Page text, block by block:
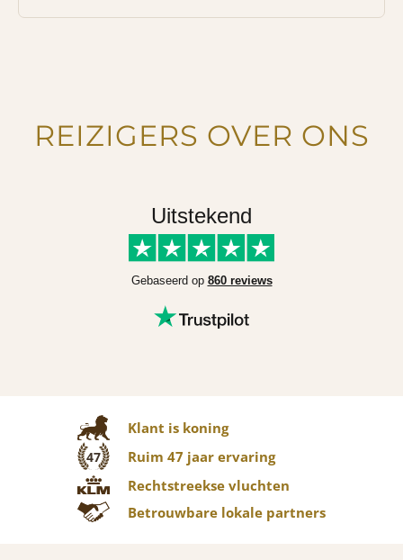
REIZIGERS OVER ONS
Uitstekend
Gebaseerd op 860 reviews
Klant is koning
47
Ruim 47 jaar ervaring
Rechtstreekse vluchten
Betrouwbare lokale partners